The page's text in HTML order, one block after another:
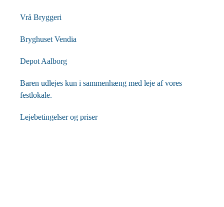
Vrå Bryggeri
Bryghuset Vendia
Depot Aalborg
Baren udlejes kun i sammenhæng med leje af vores
festlokale.
Lejebetingelser og priser